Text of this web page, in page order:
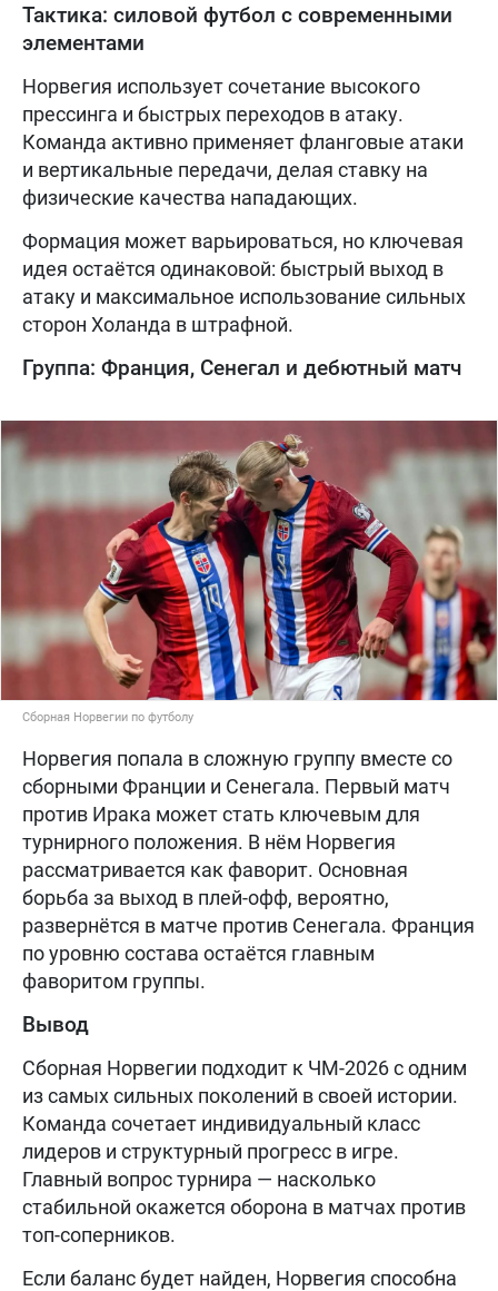
Тактика: силовой футбол с современными
элементами
Норвегия использует сочетание высокого
прессинга и быстрых переходов в атаку.
Команда активно применяет фланговые атаки
и вертикальные передачи, делая ставку на
физические качества нападающих.
Формация может варьироваться, но ключевая
идея остаётся одинаковой: быстрый выход в
атаку и максимальное использование сильных
сторон Холанда в штрафной.
Группа: Франция, Сенегал и дебютный матч
Сборная Норвегии по футболу
Норвегия попала в сложную группу вместе со
сборными Франции и Сенегала. Первый матч
против Ирака может стать ключевым для
турнирного положения. В нём Норвегия
рассматривается как фаворит. Основная
борьба за выход в плей-офф, вероятно,
развернётся в матче против Сенегала. Франция
по уровню состава остаётся главным
фаворитом группы.
Вывод
Сборная Норвегии подходит к ЧМ-2026 с одним
из самых сильных поколений в своей истории.
Команда сочетает индивидуальный класс
лидеров и структурный прогресс в игре.
Главный вопрос турнира — насколько
стабильной окажется оборона в матчах против
топ-соперников.
Если баланс будет найден, Норвегия способна